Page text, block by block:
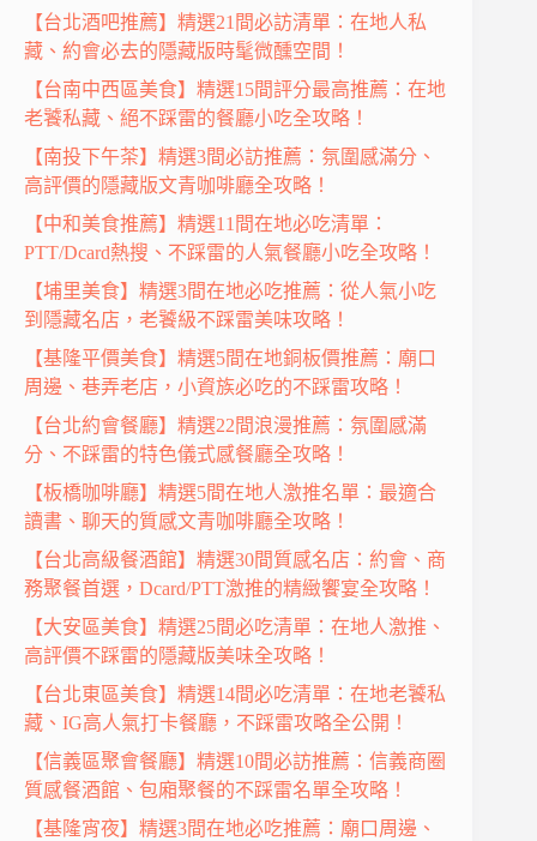
【台北酒吧推薦】精選21間必訪清單：在地人私
藏、約會必去的隱藏版時髦微醺空間！
【台南中西區美食】精選15間評分最高推薦：在地
老饕私藏、絕不踩雷的餐廳小吃全攻略！
【南投下午茶】精選3間必訪推薦：氛圍感滿分、
高評價的隱藏版文青咖啡廳全攻略！
【中和美食推薦】精選11間在地必吃清單：
PTT/Dcard熱搜、不踩雷的人氣餐廳小吃全攻略！
【埔里美食】精選3間在地必吃推薦：從人氣小吃
到隱藏名店，老饕級不踩雷美味攻略！
【基隆平價美食】精選5間在地銅板價推薦：廟口
周邊、巷弄老店，小資族必吃的不踩雷攻略！
【台北約會餐廳】精選22間浪漫推薦：氛圍感滿
分、不踩雷的特色儀式感餐廳全攻略！
【板橋咖啡廳】精選5間在地人激推名單：最適合
讀書、聊天的質感文青咖啡廳全攻略！
【台北高級餐酒館】精選30間質感名店：約會、商
務聚餐首選，Dcard/PTT激推的精緻饗宴全攻略！
【大安區美食】精選25間必吃清單：在地人激推、
高評價不踩雷的隱藏版美味全攻略！
【台北東區美食】精選14間必吃清單：在地老饕私
藏、IG高人氣打卡餐廳，不踩雷攻略全公開！
【信義區聚會餐廳】精選10間必訪推薦：信義商圈
質感餐酒館、包廂聚餐的不踩雷名單全攻略！
【基隆宵夜】精選3間在地必吃推薦：廟口周邊、